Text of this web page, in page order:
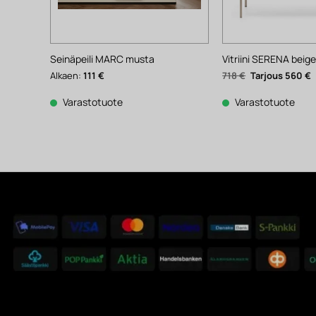
Seinäpeili MARC musta
Alkaen: 111 €
Varastotuote
Vitriini SERENA beige
718€ Alkuperäinen
hinta
718 €.
560€
Varastotuote